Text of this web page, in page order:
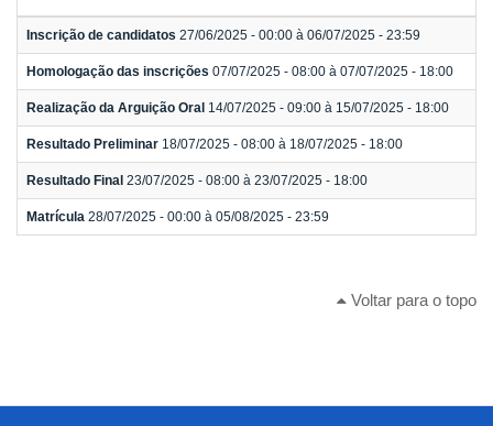
Inscrição de candidatos 27/06/2025 - 00:00 à 06/07/2025 - 23:59
Homologação das inscrições 07/07/2025 - 08:00 à 07/07/2025 - 18:00
Realização da Arguição Oral 14/07/2025 - 09:00 à 15/07/2025 - 18:00
Resultado Preliminar 18/07/2025 - 08:00 à 18/07/2025 - 18:00
Resultado Final 23/07/2025 - 08:00 à 23/07/2025 - 18:00
Matrícula 28/07/2025 - 00:00 à 05/08/2025 - 23:59
Voltar para o topo